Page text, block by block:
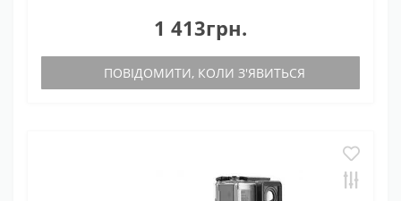
1 413грн.
ПОВІДОМИТИ, КОЛИ З'ЯВИТЬСЯ